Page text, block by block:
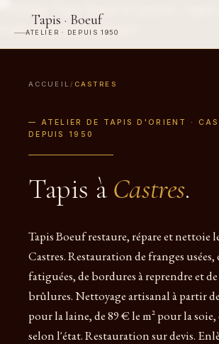
Tapis · Boeuf
ATELIER · DEPUIS 1950
ACCUEIL / CASTRES
— ATELIER DE TAPIS D'ORIENT ·
DEPUIS 1950
Tapis à Castres.
Tapis Boeuf restaure, répare et nettoie
Castres. Restauration de franges usées,
fatiguées, de bordures à reprendre et
brûlures. Nettoyage artisanal à partir
pour la laine, de 89 € le m² pour la soie,
selon l'état. Restauration sur devis.